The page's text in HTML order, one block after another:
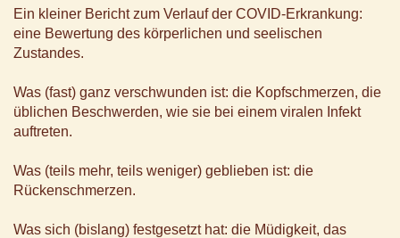
Ein kleiner Bericht zum Verlauf der COVID-Erkrankung:
eine Bewertung des körperlichen und seelischen
Zustandes.
Was (fast) ganz verschwunden ist: die Kopfschmerzen, die
üblichen Beschwerden, wie sie bei einem viralen Infekt
auftreten.
Was (teils mehr, teils weniger) geblieben ist: die
Rückenschmerzen.
Was sich (bislang) festgesetzt hat: die Müdigkeit, das